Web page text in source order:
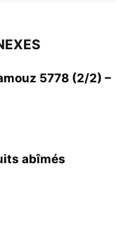
5778 (2/2) –
abîmés